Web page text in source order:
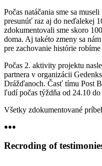
Počas natáčania sme sa
presunúť raz aj do neďalekej
zdokumentovali sme skoro
doma. Aj takéto zmeny sa
pre zachovanie histórie
Počas 2. aktivity projektu
partnera v organizácii
Drážďanoch. Časť tímu Post
ľudí počas týždňa od 24.10
Všetky zdokumentované
●●●
Recroding of